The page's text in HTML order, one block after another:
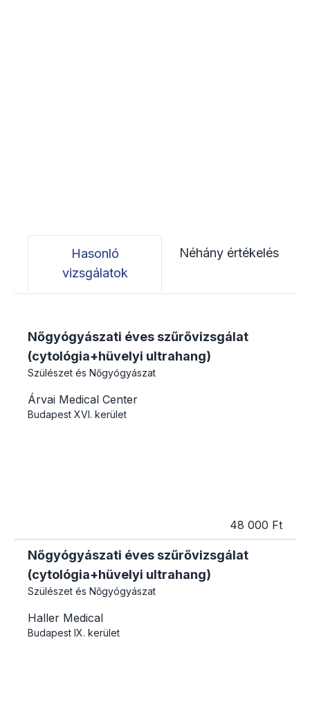
Hasonló
vizsgálatok
Néhány értékelés
Nőgyógyászati éves szűrővizsgálat
(cytológia+hüvelyi ultrahang)
Szülészet és Nőgyógyászat
Árvai Medical Center
Budapest XVI. kerület
48 000 Ft
Nőgyógyászati éves szűrővizsgálat
(cytológia+hüvelyi ultrahang)
Szülészet és Nőgyógyászat
Haller Medical
Budapest IX. kerület